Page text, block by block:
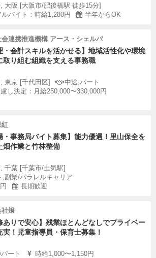
大阪 [大阪市/肥後橋駅 徒歩15分]
ルバイト：時給1,280円 半年からOK
会連携推進機構 アース・シェルパ
・会計スキルを活かせる】地域活性化や環境
取り組む組織を支える事務職
東京 [千代田区]
中途,パート
し決定：月給250,000〜330,000円
紅
・事務局バイト募集】能力優遇！里山保全を
畑作業と竹林整備
千葉 [千葉市/土気駅]
,副業/パラレルキャリア
長期歓迎
社燈
ありで安心】残業ほとんどなしでプライベー
実！児童指導員・保育士募集！
パート
時給1,000〜1,150円